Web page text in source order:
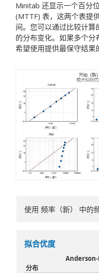
Minitab 还显示一个百分
(MTTF) 表，这两个表提
间。您可以通过比较计
的分布变化。如果多个
希望使用提供最保守结果
使用 频率（新） 中的
拟合优度
分布